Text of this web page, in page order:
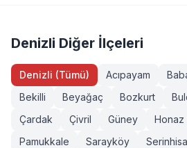
sınavlarımız MYK onaylı ve
+90 232 489 22 27 numarasından
Denizli Diğer İlçeleri
Denizli (Tümü) Acıpayam
Bekilli
Beyağaç Bozkurt
Çardak
Çivril Güney Honaz
Pamukkale
Sarayköy